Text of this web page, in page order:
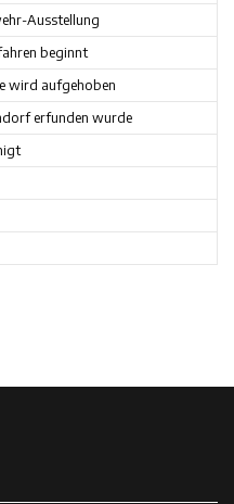
Ausstellung
beginnt
wird aufgehoben
erfunden wurde